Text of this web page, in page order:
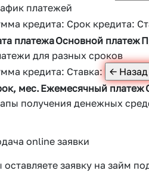
платежей
кредита: Срок кредита:
платежаОсновной платеж
для разных сроков
кредита: Ставка:
мес.Ежемесячный платеж
получения денежных
online заявки
оставляете заявку на займ